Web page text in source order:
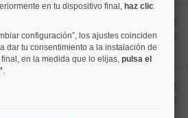
Justicia
10008796
m²
dormitorios
antes 369.000 €
302.300 €
Almendrales
antes 548.500 €
496.000 €
en tu dispositivo final, haz clic
configuración”, los ajustes coinciden
dar tu consentimiento a la instalación de
en la medida que lo elijas, pulsa el
.